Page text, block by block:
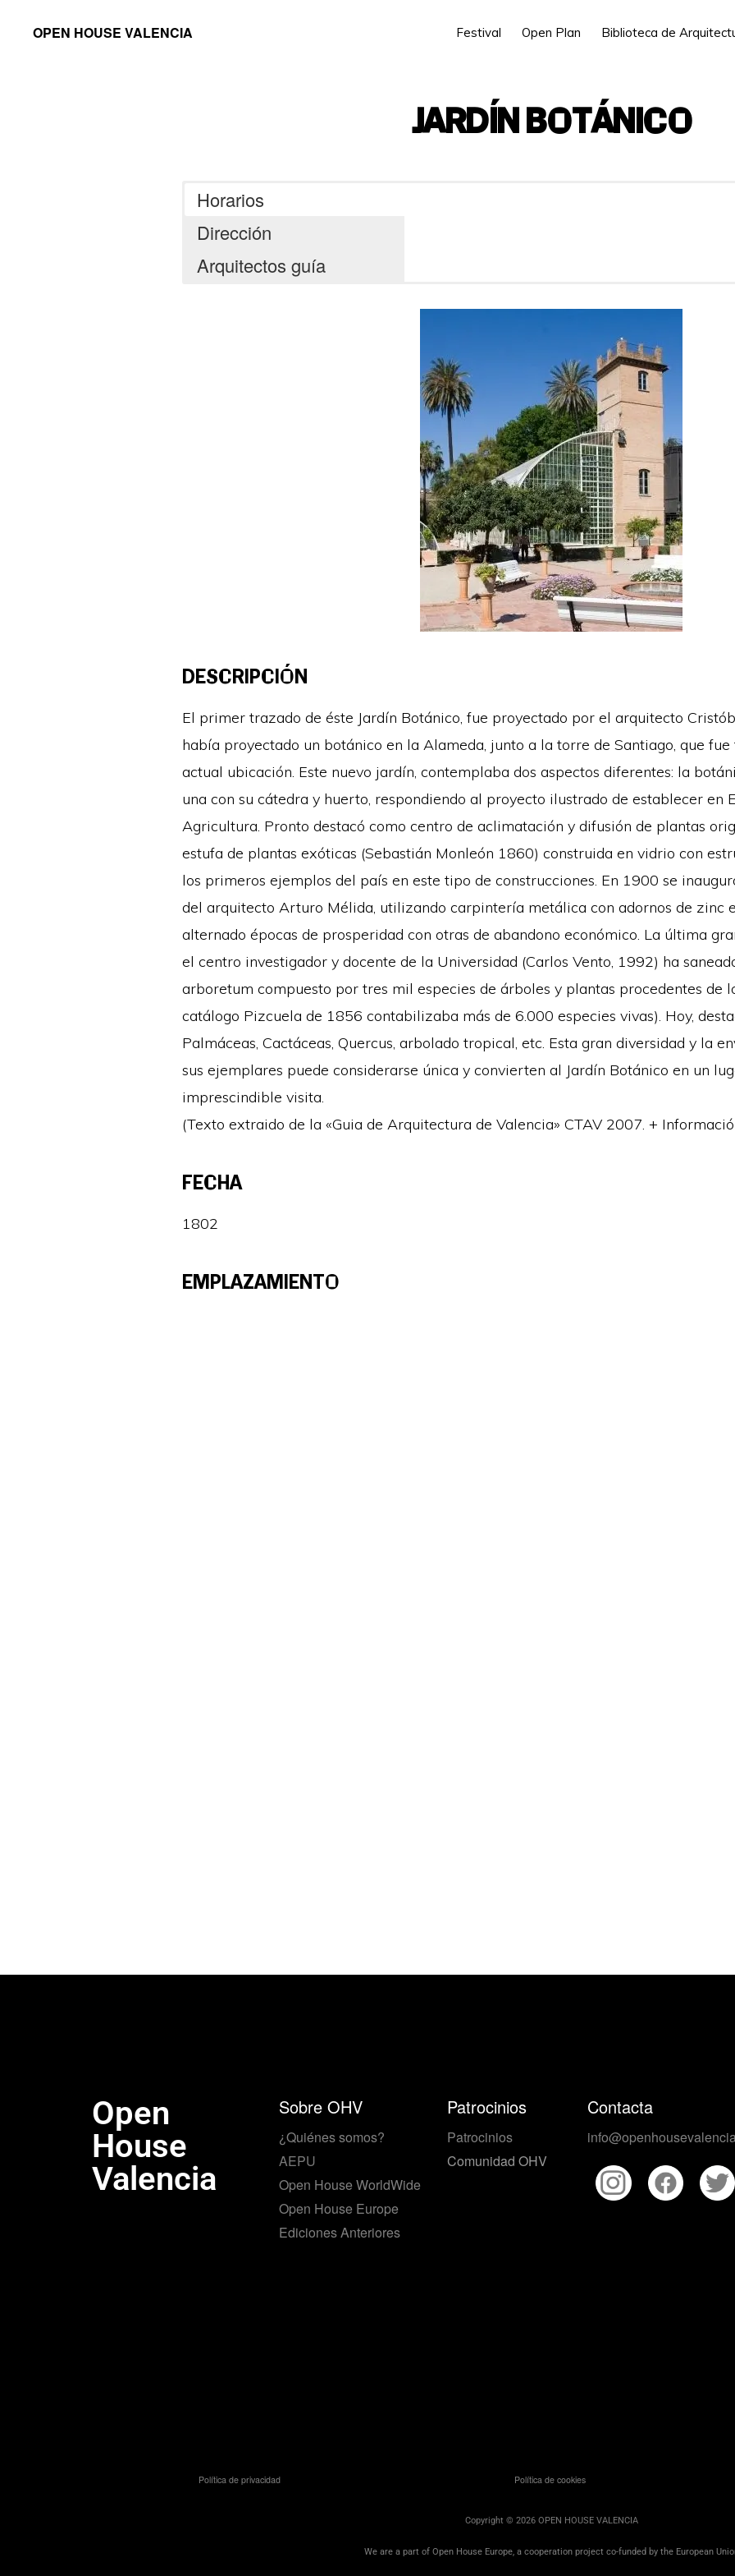
OPEN HOUSE VALENCIA Festival Open Plan Biblioteca de
JARDÍN BOTÁNICO
Horarios
Dirección
Arquitectos guía
DESCRIPCIÓN
El primer trazado de éste Jardín Botánico, fue proyectado por el arquitecto
había proyectado un botánico en la Alameda, junto a la torre de Santiago, que
actual ubicación. Este nuevo jardín, contemplaba dos aspectos diferentes: la
una con su cátedra y huerto, respondiendo al proyecto ilustrado de establecer en
Agricultura. Pronto destacó como centro de aclimatación y difusión de plantas
estufa de plantas exóticas (Sebastián Monleón 1860) construida en vidrio con
los primeros ejemplos del país en este tipo de construcciones. En 1900 se
del arquitecto Arturo Mélida, utilizando carpintería metálica con adornos de zinc
alternado épocas de prosperidad con otras de abandono económico. La última
el centro investigador y docente de la Universidad (Carlos Vento, 1992) ha
arboretum compuesto por tres mil especies de árboles y plantas procedentes de
catálogo Pizcuela de 1856 contabilizaba más de 6.000 especies vivas). Hoy,
Palmáceas, Cactáceas, Quercus, arbolado tropical, etc. Esta gran diversidad y la
sus ejemplares puede considerarse única y convierten al Jardín Botánico en un
imprescindible visita.
(Texto extraido de la «Guia de Arquitectura de Valencia» CTAV 2007. +
FECHA
1802
EMPLAZAMIENTO
Open
House
Valencia
Sobre OHV
¿Quiénes somos?
AEPU
Open House WorldWide
Open House Europe
Ediciones Anteriores
Patrocinios
Patrocinios
Comunidad OHV
Contacta
Política de privacidad Política de cookies
Copyright © 2026 OPEN HOUSE VALENCIA
We are a part of Open House Europe, a cooperation project co-funded by the European